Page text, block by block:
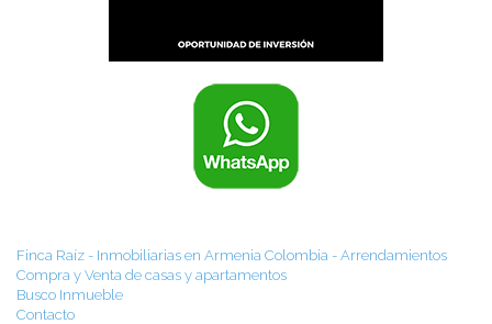
Finca Raíz - Inmobiliarias en Armenia Colombia - Arrendamientos
Compra y Venta de casas y apartamentos
Busco Inmueble
Contacto